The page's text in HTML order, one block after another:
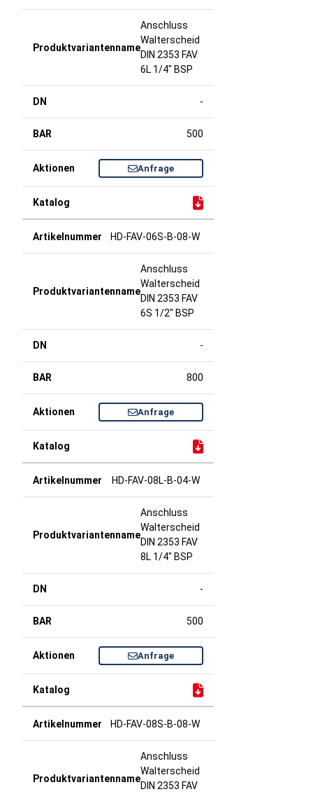
Anschluss
Walterscheid
DIN 2353 FAV
6L 1/4" BSP
-
500
Anfrage
HD-FAV-06S-B-08-W
Anschluss
Walterscheid
DIN 2353 FAV
6S 1/2" BSP
-
800
Anfrage
HD-FAV-08L-B-04-W
Anschluss
Walterscheid
DIN 2353 FAV
8L 1/4" BSP
-
500
Anfrage
HD-FAV-08S-B-08-W
Anschluss
Walterscheid
DIN 2353 FAV